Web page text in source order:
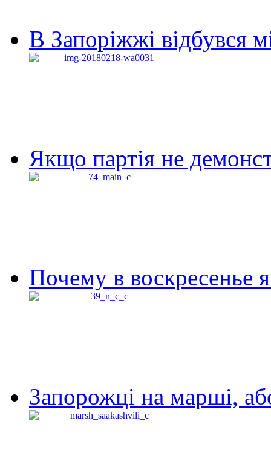
В Запоріжжі відбувся
Якщо партія не
Почему в воскресенье
Запорожці на марші,